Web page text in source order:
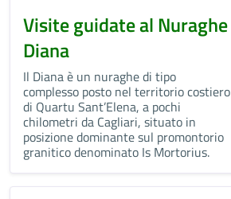
Visite guidate al Nuraghe
Diana
Il Diana è un nuraghe di tipo
complesso posto nel territorio costiero
di Quartu Sant’Elena, a pochi
chilometri da Cagliari, situato in
posizione dominante sul promontorio
granitico denominato Is Mortorius.